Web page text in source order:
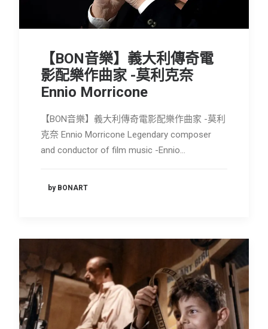
節慶長笛樂團
會員專區
SEARCH
【BON音樂】義大利傳奇電
影配樂作曲家 -莫利克奈
Ennio Morricone
【BON音樂】義大利傳奇電影配樂作曲家 -莫利
克奈 Ennio Morricone Legendary composer
and conductor of film music -Ennio…
by BONART